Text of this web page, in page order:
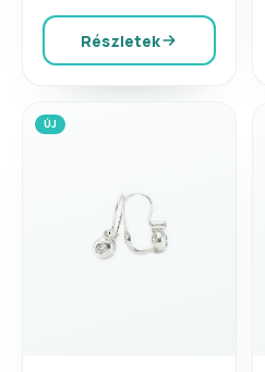
Részletek
ÚJ